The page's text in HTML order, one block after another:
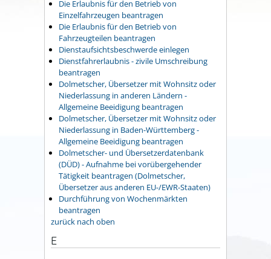
Die Erlaubnis für den Betrieb von
Einzelfahrzeugen beantragen
Die Erlaubnis für den Betrieb von
Fahrzeugteilen beantragen
Dienstaufsichtsbeschwerde einlegen
Dienstfahrerlaubnis - zivile Umschreibung
beantragen
Dolmetscher, Übersetzer mit Wohnsitz oder
Niederlassung in anderen Ländern -
Allgemeine Beeidigung beantragen
Dolmetscher, Übersetzer mit Wohnsitz oder
Niederlassung in Baden-Württemberg -
Allgemeine Beeidigung beantragen
Dolmetscher- und Übersetzerdatenbank
(DÜD) - Aufnahme bei vorübergehender
Tätigkeit beantragen (Dolmetscher,
Übersetzer aus anderen EU-/EWR-Staaten)
Durchführung von Wochenmärkten
beantragen
zurück nach oben
E